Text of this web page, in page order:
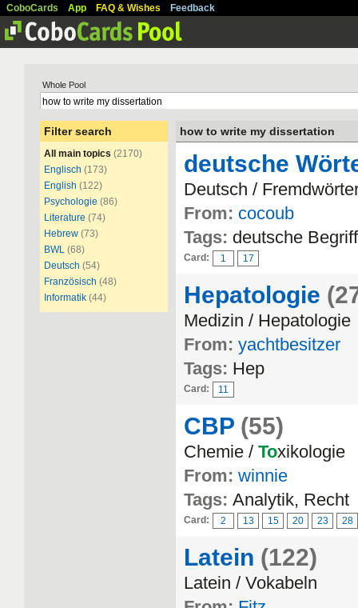
CoboCards App FAQ & Wishes Feedback
Whole Pool
Filter search
All main topics (2170)
Englisch (173)
English (122)
Psychologie (86)
Literature (74)
Hebrew (73)
BWL (68)
Deutsch (54)
Französisch (48)
Informatik (44)
how to write my dissertation
deutsche
Deutsch /
From: cocoub
Tags: deutsche
Card: 1 17
Hepatologie
Medizin / Hepatologie
From: yachtbesitzer
Tags: Hep
Card: 11
CBP (55)
Chemie / Toxikologie
From: winnie
Tags: Analytik, Recht
Card: 2 13 15 20 23 28
Latein (122)
Latein / Vokabeln